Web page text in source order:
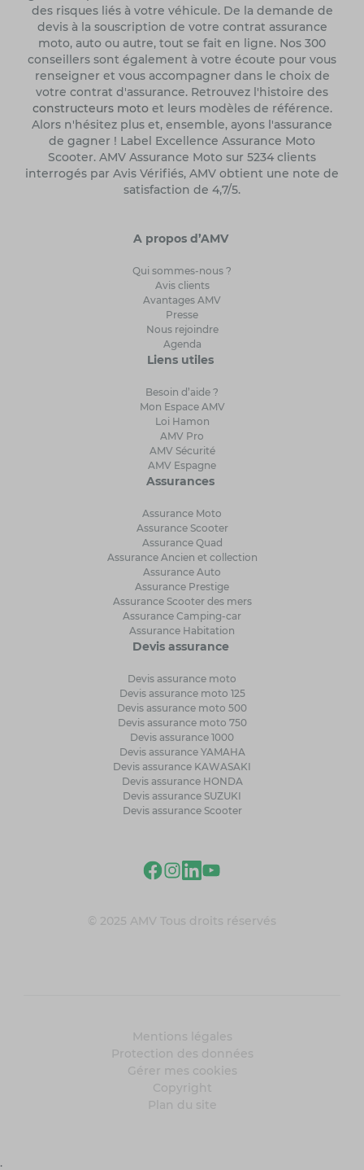
des risques liés à votre véhicule. De la demande de
devis à la souscription de votre contrat assurance
moto, auto ou autre, tout se fait en ligne. Nos 300
conseillers sont également à votre écoute pour vous
renseigner et vous accompagner dans le choix de
votre contrat d'assurance. Retrouvez l'histoire des
constructeurs motoet leurs modèles de référence.
Alors n'hésitez plus et, ensemble, ayons l'assurance
de gagner ! Label Excellence Assurance Moto
Scooter. AMV Assurance Moto sur 5234 clients
interrogés par Avis Vérifiés, AMV obtient une note de
satisfaction de 4,7/5.
A propos d’AMV
Qui sommes-nous ?
Avis clients
Avantages AMV
Presse
Nous rejoindre
Agenda
Liens utiles
Besoin d’aide ?
Mon Espace AMV
Loi Hamon
AMV Pro
AMV Sécurité
AMV Espagne
Assurances
Assurance Moto
Assurance Scooter
Assurance Quad
Assurance Ancien et collection
Assurance Auto
Assurance Prestige
Assurance Scooter des mers
Assurance Camping-car
Assurance Habitation
Devis assurance
Devis assurance moto
Devis assurance moto 125
Devis assurance moto 500
Devis assurance moto 750
Devis assurance 1000
Devis assurance YAMAHA
Devis assurance KAWASAKI
Devis assurance HONDA
Devis assurance SUZUKI
Devis assurance Scooter
© 2025 AMV Tous droits réservés
Mentions légales
Protection des données
Gérer mes cookies
Copyright
Plan du site